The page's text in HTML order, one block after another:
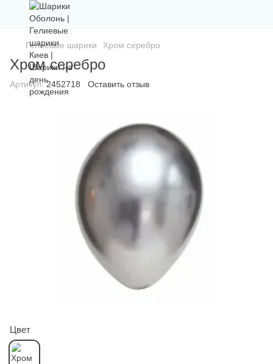
Гелиевые шарики Хром серебро
Хром серебро
Артикул:2452718 Оставить отзыв
Цвет